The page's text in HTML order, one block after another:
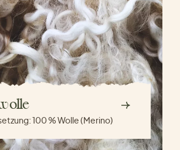
100 % Wolle (Merino)